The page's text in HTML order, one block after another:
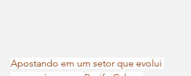
Apostando em um setor que evolui